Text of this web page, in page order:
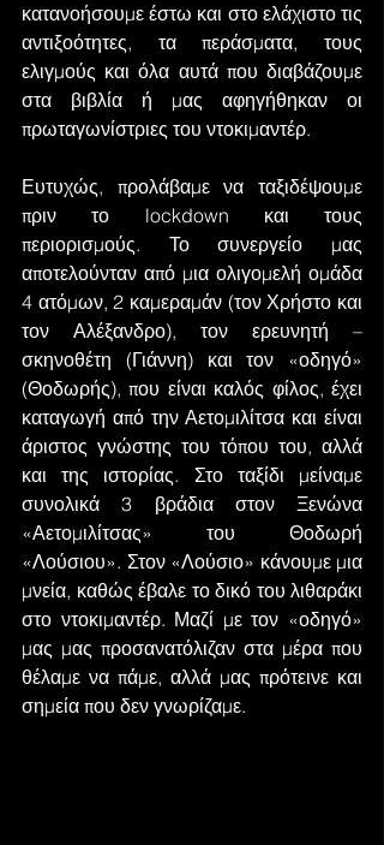
κατανοήσουμε έστω και στο ελάχιστο τις
αντιξοότητες, τα περάσματα, τους
ελιγμούς και όλα αυτά που διαβάζουμε
στα βιβλία ή μας αφηγήθηκαν οι
πρωταγωνίστριες του ντοκιμαντέρ.
Ευτυχώς, προλάβαμε να ταξιδέψουμε
πριν το lockdown και τους
περιορισμούς. Το συνεργείο μας
αποτελούνταν από μια ολιγομελή ομάδα
4 ατόμων, 2 καμεραμάν (τον Χρήστο και
τον Αλέξανδρο), τον ερευνητή –
σκηνοθέτη (Γιάννη) και τον «οδηγό»
(Θοδωρής), που είναι καλός φίλος, έχει
καταγωγή από την Αετομιλίτσα και είναι
άριστος γνώστης του τόπου του, αλλά
και της ιστορίας. Στο ταξίδι μείναμε
συνολικά 3 βράδια στον Ξενώνα
«Αετομιλίτσας» του Θοδωρή
«Λούσιου». Στον «Λούσιο» κάνουμε μια
μνεία, καθώς έβαλε το δικό του λιθαράκι
στο ντοκιμαντέρ. Μαζί με τον «οδηγό»
μας μας προσανατόλιζαν στα μέρα που
θέλαμε να πάμε, αλλά μας πρότεινε και
σημεία που δεν γνωρίζαμε.